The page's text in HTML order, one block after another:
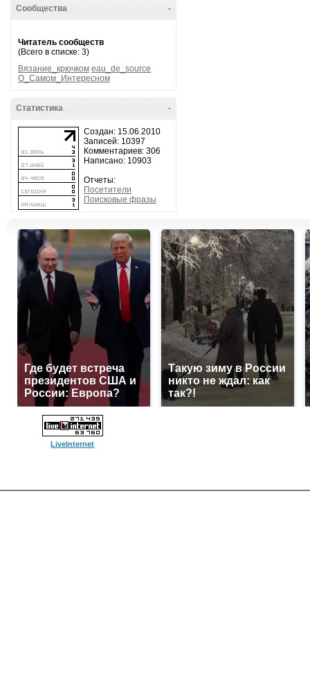
-
Сообщества
Читатель сообществ
(Всего в списке: 3)
Вязание_крючком eau_de_source
О_Самом_Интересном
-
Статистика
Создан: 15.06.2010
Записей: 10397
Комментариев: 306
Написано: 10903
Отчеты:
Посетители
Поисковые фразы
Где будет встреча
президентов США и
России: Европа?
Такую зиму в России
никто не ждал: как
так?!
LiveInternet